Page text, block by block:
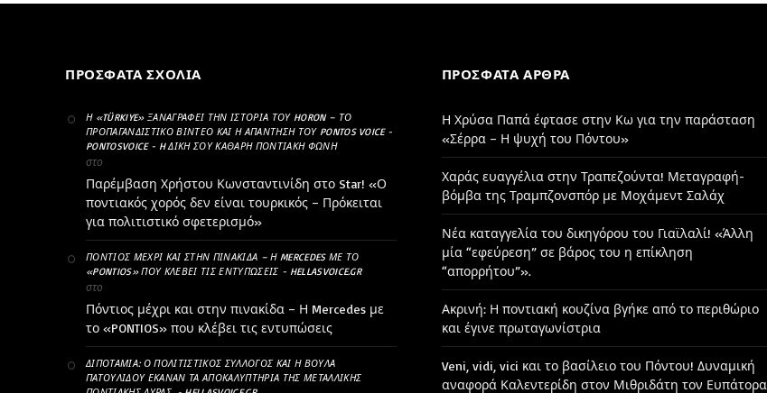
ΠΡΌΣΦΑΤΑ ΣΧΌΛΙΑ
Η «TÜRKIYE» ΞΑΝΑΓΡΆΦΕΙ ΤΗΝ ΙΣΤΟΡΊΑ ΤΟΥ HORON – ΤΟ
ΠΡΟΠΑΓΑΝΔΙΣΤΙΚΌ ΒΊΝΤΕΟ ΚΑΙ Η ΑΠΆΝΤΗΣΗ ΤΟΥ PONTOS VOICE -
PONTOSVOICE - H ΔΙΚΉ ΣΟΥ ΚΑΘΑΡΗ ΠΟΝΤΙΑΚΉ ΦΩΝΉ
στο
Παρέμβαση Χρήστου Κωνσταντινίδη στο Star! «Ο
ποντιακός χορός δεν είναι τουρκικός – Πρόκειται
για πολιτιστικό σφετερισμό»
ΠΌΝΤΙΟΣ ΜΈΧΡΙ ΚΑΙ ΣΤΗΝ ΠΙΝΑΚΊΔΑ – Η MERCEDES ΜΕ ΤΟ
«PONTIOS» ΠΟΥ ΚΛΈΒΕΙ ΤΙΣ ΕΝΤΥΠΏΣΕΙΣ - HELLASVOICE.GR
στο
Πόντιος μέχρι και στην πινακίδα – Η Mercedes με
το «PONTIOS» που κλέβει τις εντυπώσεις
ΔΙΠΟΤΑΜΊΑ: Ο ΠΟΛΙΤΙΣΤΙΚΌΣ ΣΎΛΛΟΓΟΣ ΚΑΙ Η ΒΟΎΛΑ
ΠΑΤΟΥΛΊΔΟΥ ΈΚΑΝΑΝ ΤΑ ΑΠΟΚΑΛΥΠΤΉΡΙΑ ΤΗΣ ΜΕΤΑΛΛΙΚΉΣ
ΠΡΌΣΦΑΤΑ ΆΡΘΡΑ
Η Χρύσα Παπά έφτασε στην Κω για την παράσταση
«Σέρρα – Η ψυχή του Πόντου»
Χαράς ευαγγέλια στην Τραπεζούντα! Μεταγραφή-
βόμβα της Τραμπζονσπόρ με Μοχάμεντ Σαλάχ
Νέα καταγγελία του δικηγόρου του Γιαϊλαλί! «Άλλη
μία “εφεύρεση” σε βάρος του η επίκληση
“απορρήτου”».
Ακρινή: Η ποντιακή κουζίνα βγήκε από το περιθώριο
και έγινε πρωταγωνίστρια
Veni, vidi, vici και το βασίλειο του Πόντου! Δυναμική
αναφορά Καλεντερίδη στον Μιθριδάτη τον Ευπάτορα